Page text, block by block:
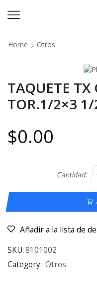
Home Otros
TAQUETE
TOR.1/2×3 1/
$0.00
Añadir a la lista de
SKU:8101002
Category: Otros